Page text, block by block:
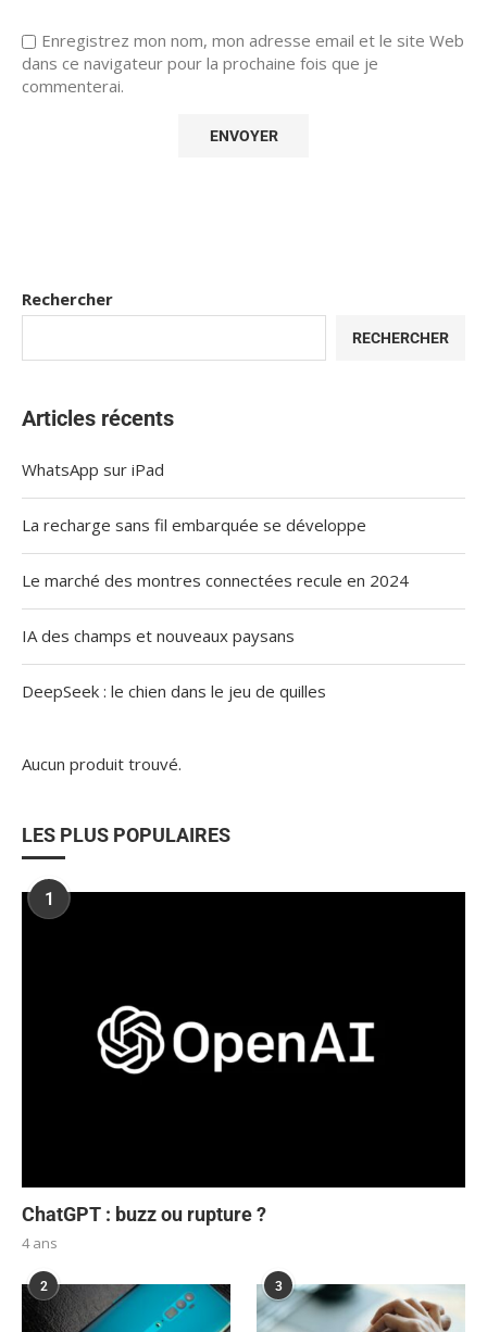
Enregistrez mon nom, mon adresse email et le site Web
dans ce navigateur pour la prochaine fois que je
commenterai.
Rechercher
RECHERCHER
Articles récents
WhatsApp sur iPad
La recharge sans fil embarquée se développe
Le marché des montres connectées recule en 2024
IA des champs et nouveaux paysans
DeepSeek : le chien dans le jeu de quilles
Aucun produit trouvé.
LES PLUS POPULAIRES
1
ChatGPT : buzz ou rupture ?
4 ans
2 3